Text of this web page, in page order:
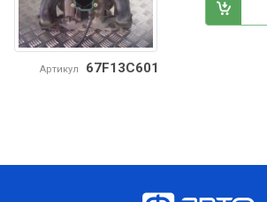
Артикул 67F13C601